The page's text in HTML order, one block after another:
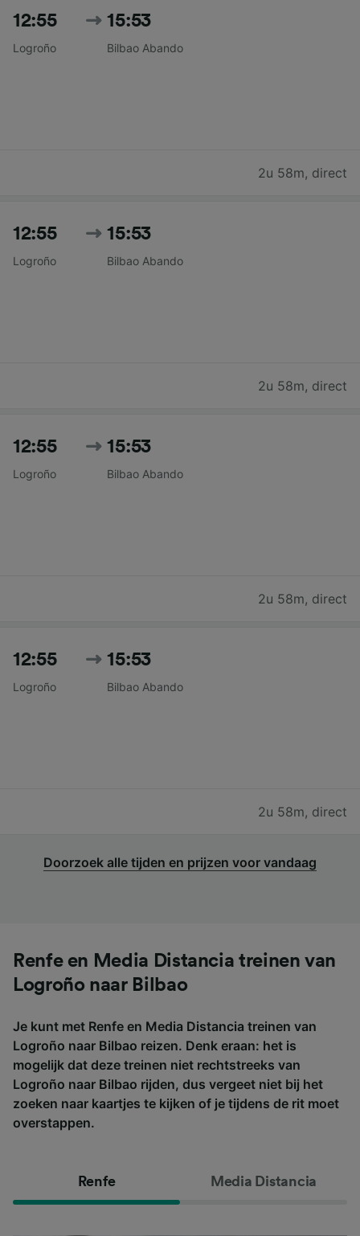
12:55
Logroño
15:53
Bilbao Abando
2u 58m, direct
12:55
Logroño
15:53
Bilbao Abando
2u 58m, direct
12:55
Logroño
15:53
Bilbao Abando
2u 58m, direct
12:55
Logroño
15:53
Bilbao Abando
2u 58m, direct
Doorzoek alle tijden en prijzen voor vandaag
Renfe en Media Distancia treinen van
Logroño naar Bilbao
Je kunt met Renfe en Media Distancia treinen van
Logroño naar Bilbao reizen. Denk eraan: het is
mogelijk dat deze treinen niet rechtstreeks van
Logroño naar Bilbao rijden, dus vergeet niet bij het
zoeken naar kaartjes te kijken of je tijdens de rit moet
overstappen.
Renfe Media Distancia